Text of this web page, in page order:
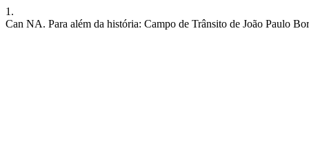
1.
Can NA. Para além da história: Campo de Trânsito de João Paulo